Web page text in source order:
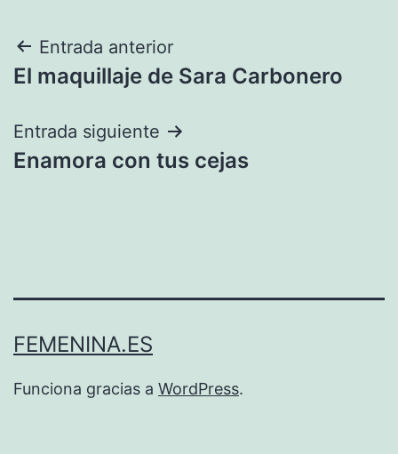
Navegación
de
entradas
Entrada anterior
El maquillaje de Sara Carbonero
Entrada siguiente
Enamora con tus cejas
FEMENINA.ES
Funciona gracias a WordPress.